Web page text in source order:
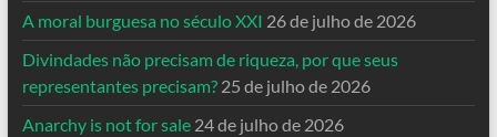
A moral burguesa no século XXI 26 de julho de 2026
Divindades não precisam de riqueza, por que seus
representantes precisam? 25 de julho de 2026
Anarchy is not for sale 24 de julho de 2026